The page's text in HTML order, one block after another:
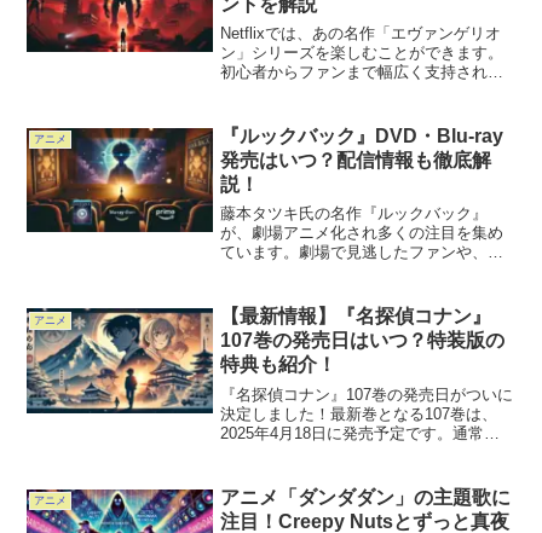
Netflixでは、あの名作「エヴァンゲリオ
ン」シリーズを楽しむことができます。
初心者からファンまで幅広く支持される
この記事では、Netflixで配信中のエヴァ
ンゲリオ...
アニメ
『ルックバック』DVD・Blu-ray
発売はいつ？配信情報も徹底解
説！
藤本タツキ氏の名作『ルックバック』
が、劇場アニメ化され多くの注目を集め
ています。劇場で見逃したファンや、も
ろです。今回は、『ルックバック』の
DVD・Blu-ra...
アニメ
【最新情報】『名探偵コナン』
107巻の発売日はいつ？特装版の
特典も紹介！
『名探偵コナン』107巻の発売日がついに
決定しました！最新巻となる107巻は、
2025年4月18日に発売予定です。通常版
る特典が付属します。本記事では、107巻
の発...
アニメ
アニメ「ダンダダン」の主題歌に
注目！Creepy Nutsとずっと真夜